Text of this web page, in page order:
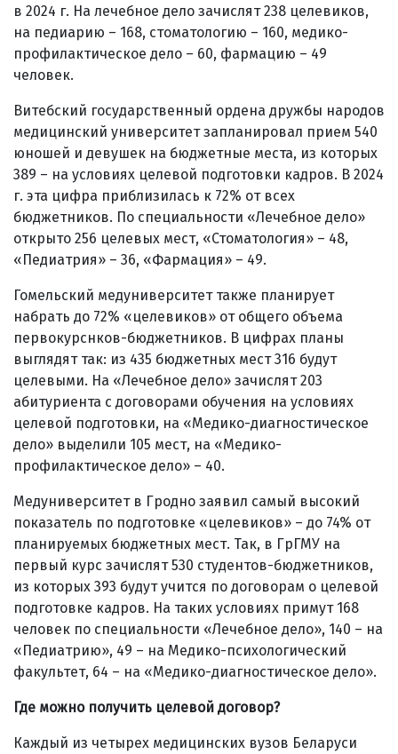
в 2024 г. На лечебное дело зачислят 238 целевиков,
на педиарию – 168, стоматологию – 160, медико-
профилактическое дело – 60, фармацию – 49
человек.
Витебский государственный ордена дружбы народов
медицинский университет запланировал прием 540
юношей и девушек на бюджетные места, из которых
389 – на условиях целевой подготовки кадров. В 2024
г. эта цифра приблизилась к 72% от всех
бюджетников. По специальности «Лечебное дело»
открыто 256 целевых мест, «Стоматология» – 48,
«Педиатрия» – 36, «Фармация» – 49.
Гомельский медуниверситет также планирует
набрать до 72% «целевиков» от общего объема
первокурснков-бюджетников. В цифрах планы
выглядят так: из 435 бюджетных мест 316 будут
целевыми. На «Лечебное дело» зачислят 203
абитуриента с договорами обучения на условиях
целевой подготовки, на «Медико-диагностическое
дело» выделили 105 мест, на «Медико-
профилактическое дело» – 40.
Медуниверситет в Гродно заявил самый высокий
показатель по подготовке «целевиков» – до 74% от
планируемых бюджетных мест. Так, в ГрГМУ на
первый курс зачислят 530 студентов-бюджетников,
из которых 393 будут учится по договорам о целевой
подготовке кадров. На таких условиях примут 168
человек по специальности «Лечебное дело», 140 – на
«Педиатрию», 49 – на Медико-психологический
факультет, 64 – на «Медико-диагностическое дело».
Где можно получить целевой договор?
Каждый из четырех медицинских вузов Беларуси